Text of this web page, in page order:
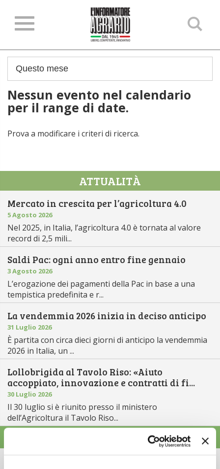
Nessun evento nel calendario
per il range di date.
Prova a modificare i criteri di ricerca.
ATTUALITÀ
Mercato in crescita per l’agricoltura 4.0
5 Agosto 2026
Nel 2025, in Italia, l’agricoltura 4.0 è tornata al valore
record di 2,5 mili...
Saldi Pac: ogni anno entro fine gennaio
3 Agosto 2026
L’erogazione dei pagamenti della Pac in base a una
tempistica predefinita e r...
La vendemmia 2026 inizia in deciso anticipo
31 Luglio 2026
È partita con circa dieci giorni di anticipo la vendemmia
2026 in Italia, un ...
Lollobrigida al Tavolo Riso: «Aiuto
accoppiato, innovazione e contratti di fi...
30 Luglio 2026
Il 30 luglio si è riunito presso il ministero
dell’Agricoltura il Tavolo Riso...